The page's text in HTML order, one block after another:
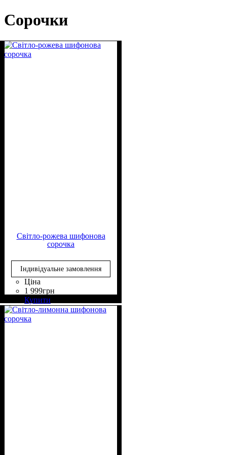
Сорочки
Світло-рожева шифонова
сорочка
Індивідуальне замовлення
Ціна
1 999грн
Купити
Склад тканини
Віскоза, 50% Поліестер
Крій: вільний
Довжина: подовжена
Довжина рукава
Стиль: casual